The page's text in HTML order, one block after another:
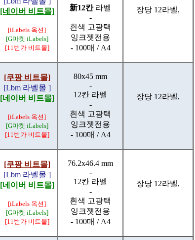
[네이버 비트몰]
[iLabels 옥션]
[G마켓 iLabels]
[11번가 비트몰]
新12칸라벨
-
흰색 고광택
잉크젯전용
- 100매 / A4
장당 12라벨,
[쿠팡 비트몰]
[Lbm 라벨몰 ]
[네이버 비트몰]
[iLabels 옥션]
[G마켓 iLabels]
[11번가 비트몰]
80x45 mm
-
12칸 라벨
-
흰색 고광택
잉크젯전용
- 100매 / A4
장당 12라벨,
[쿠팡 비트몰]
[Lbm 라벨몰 ]
[네이버 비트몰]
[iLabels 옥션]
[G마켓 iLabels]
[11번가 비트몰]
76.2x46.4 mm
-
12칸 라벨
-
흰색 고광택
잉크젯전용
- 100매 / A4
장당 12라벨,